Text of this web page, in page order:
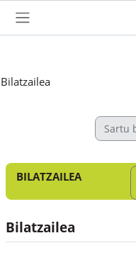
Alboko panela
Bilatzailea
BILATZAILEA
Bilatzailea